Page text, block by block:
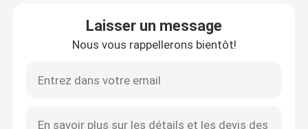
Laisser un message
Nous vous rappellerons bientôt!